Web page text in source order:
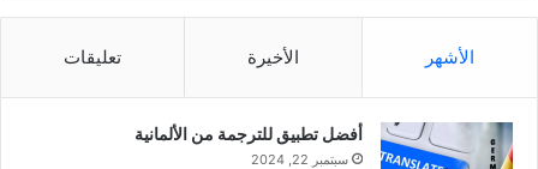
الأشهر الأخيرة تعليقات
أفضل تطبيق للترجمة من الألمانية
سبتمبر 22, 2024